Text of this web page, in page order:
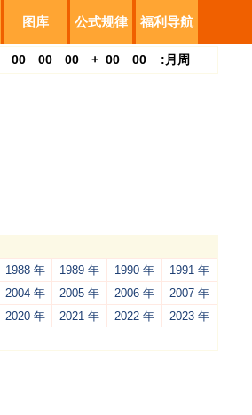
图库 公式规律 福利导航
00 00 00 + 00 00 : 月 周
1988 年 1989 年 1990 年
1991 年
2004 年 2005 年 2006 年
2007 年
2020 年 2021 年 2022 年
2023 年